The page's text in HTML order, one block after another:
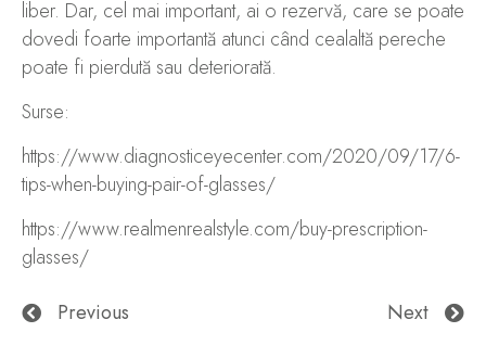
liber. Dar, cel mai important, ai o rezervă, care se poate
dovedi foarte importantă atunci când cealaltă pereche
poate fi pierdută sau deteriorată.
Surse:
https://www.diagnosticeyecenter.com/2020/09/17/6-
tips-when-buying-pair-of-glasses/
https://www.realmenrealstyle.com/buy-prescription-
glasses/
PostPrevious Next